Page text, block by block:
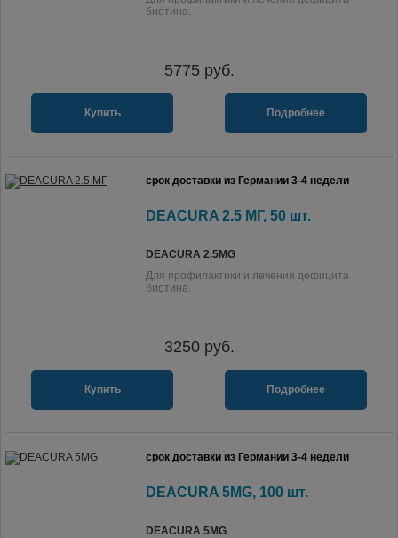
биотина.
5775 руб.
Купить Подробнее
срок доставки из Германии 3-4 недели
DEACURA 2.5 МГ, 50 шт.
DEACURA 2.5MG
Для профилактики и лечения дефицита
биотина.
3250руб.
Купить Подробнее
срок доставки из Германии 3-4 недели
DEACURA 5MG, 100 шт.
DEACURA 5MG